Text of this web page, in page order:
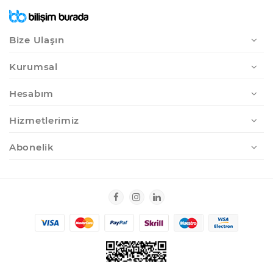
Bize Ulaşın
Kurumsal
Hesabım
Hizmetlerimiz
Abonelik